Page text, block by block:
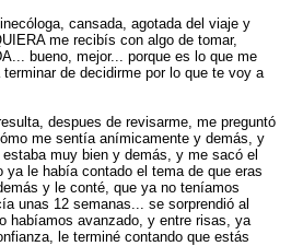
cansada, agotada del viaje y
me recibís con algo de tomar,
bueno, mejor... porque es lo que me
de decidirme por lo que te voy a
despues de revisarme, me preguntó
me sentía anímicamente y demás, y
estaba muy bien y demás, y me sacó el
ya le había contado el tema de que eras
y le conté, que ya no teníamos
unas 12 semanas... se sorprendió al
habíamos avanzado, y entre risas, ya
le terminé contando que estás